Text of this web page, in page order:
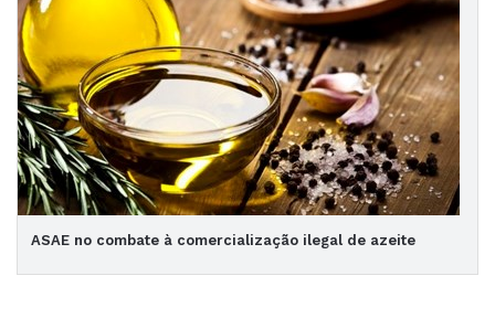
ASAE no combate à comercialização ilegal de azeite